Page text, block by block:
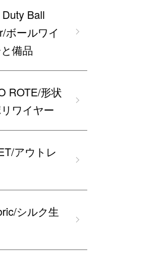
Ball
ボールワイ
備品
ROTE/形状
ワイヤー
アウトレ
シルク生